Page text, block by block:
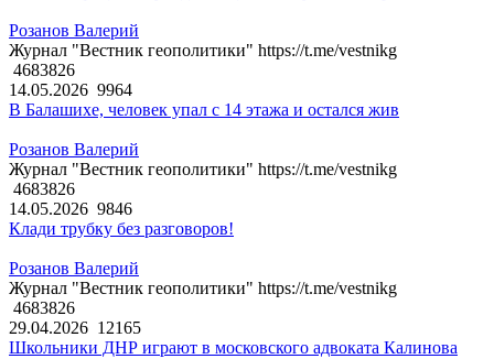
Розанов Валерий
Журнал "Вестник геополитики" https://t.me/vestnikg
4683826
14.05.2026 9964
В Балашихе, человек упал с 14 этажа и остался жив
Розанов Валерий
Журнал "Вестник геополитики" https://t.me/vestnikg
4683826
14.05.2026 9846
Клади трубку без разговоров!
Розанов Валерий
Журнал "Вестник геополитики" https://t.me/vestnikg
4683826
29.04.2026 12165
Школьники ДНР играют в московского адвоката Калинова